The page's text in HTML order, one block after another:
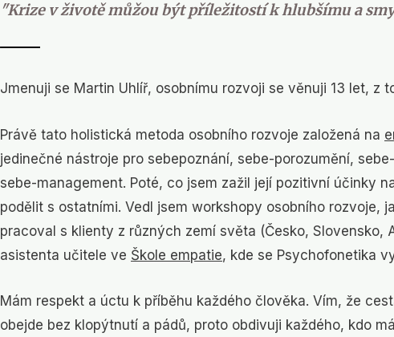
"Krize v životě můžou být příležitostí k hlubšímu a
Jmenuji se Martin Uhlíř, osobnímu rozvoji se věnuji 13 let, z
Právě tato holistická metoda osobního rozvoje založená na
jedinečné nástroje pro sebepoznání, sebe-porozumění, sebe-
sebe-management. Poté, co jsem zažil její pozitivní účinky
podělit s ostatními. Vedl jsem workshopy osobního rozvoje,
pracoval s klienty z různých zemí světa (Česko, Slovensko,
asistenta učitele ve Škole empatie, kde se Psychofonetika
Mám respekt a úctu k příběhu každého člověka. Vím, že
obejde bez klopýtnutí a pádů, proto obdivuji každého, kdo